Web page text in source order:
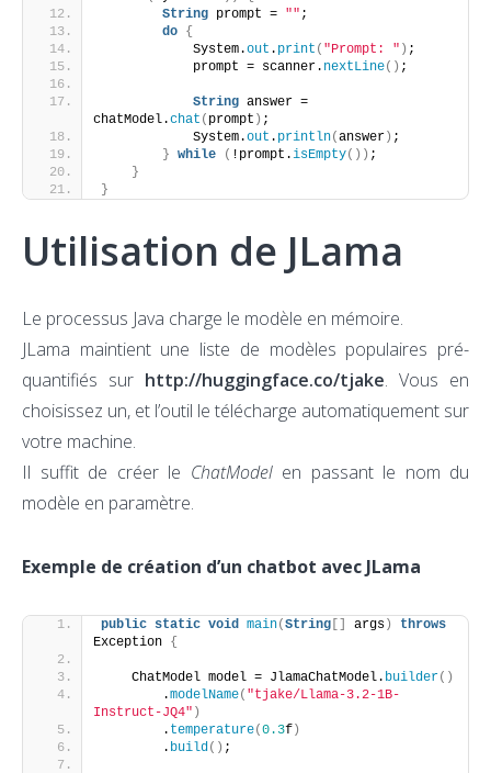
String prompt = "" ;
do {
            System.
out . print ( "Prompt: " ) ;
            prompt = scanner.
nextLine() ;
String answer =
chatModel.chat ( prompt ) ;
            System.
out . println(answer ) ;
} while ( !prompt.isEmpty()) ;
}
}
Utilisation de JLama
Le processus Java charge le modèle en mémoire.
JLama maintient une liste de modèles populaires pré-
quantifiés sur http://huggingface.co/tjake. Vous en
choisissez un, et l’outil le télécharge automatiquement sur
votre machine.
Il suffit de créer le ChatModelen passant le nom du
modèle en paramètre.
Exemple de création d’un chatbot avec JLama
public static void main(String args )
throws
Exception {
    ChatModel model = JlamaChatModel.
builder()
        .
modelName( "tjake/Llama-3.2-1B-
Instruct-JQ4" )
        .
temperature(0.3f )
        .
build() ;